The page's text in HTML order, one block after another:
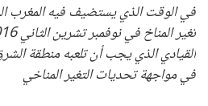
في الوقت الذي يستضيف فيه المغرب
القيادي الذي يجب أن تلعبه منطقة
في مواجهة تحديات التغير المناخي